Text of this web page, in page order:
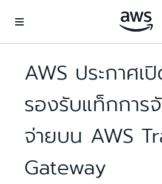
AWS ประกาศเ
รองรับแท็กการ
จ่ายบน AWS
Gateway